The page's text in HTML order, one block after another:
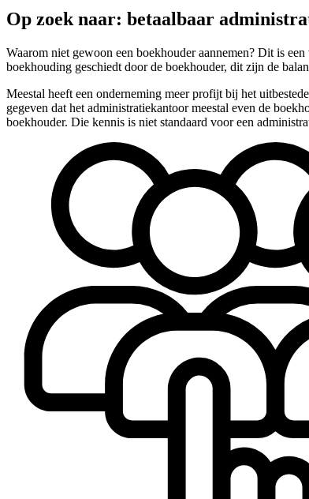
Op zoek naar: betaalbaar
Waarom niet gewoon een boekhouder aannemen? Dit is
boekhouding geschiedt door de boekhouder, dit zijn de
Meestal heeft een onderneming meer profijt bij het
gegeven dat het administratiekantoor meestal even de
boekhouder. Die kennis is niet standaard voor een